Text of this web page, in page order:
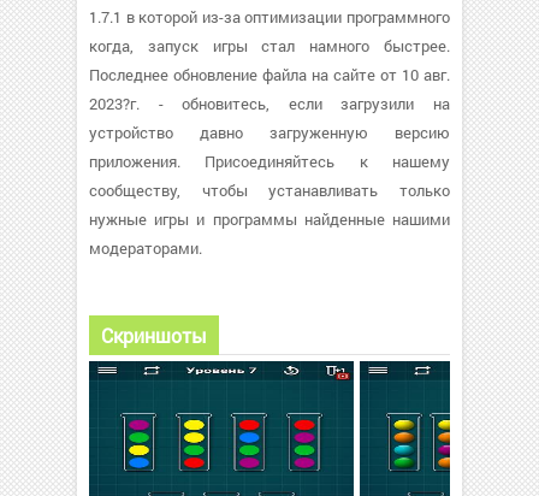
1.7.1 в которой из-за оптимизации программного
когда, запуск игры стал намного быстрее.
Последнее обновление файла на сайте от 10 авг.
2023?г. - обновитесь, если загрузили на
устройство давно загруженную версию
приложения. Присоединяйтесь к нашему
сообществу, чтобы устанавливать только
нужные игры и программы найденные нашими
модераторами.
Скриншоты